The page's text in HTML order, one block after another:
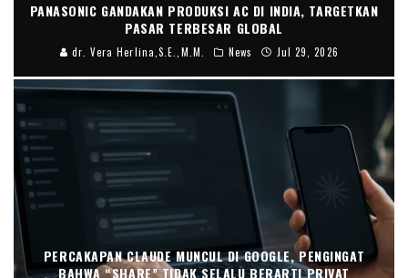
PANASONIC GANDAKAN PRODUKSI AC DI INDIA, TARGETKAN
PASAR TERBESAR GLOBAL
dr. Vera Herlina,S.E.,M.M. News Jul 29, 2026
PERCAKAPAN CLAUDE MUNCUL DI GOOGLE, PENGINGAT
BAHWA “SHARE” TIDAK SELALU BERARTI PRIVAT